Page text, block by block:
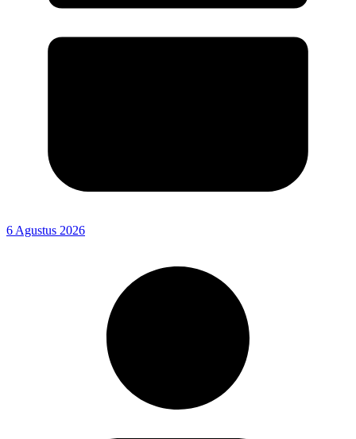
6 Agustus 2026